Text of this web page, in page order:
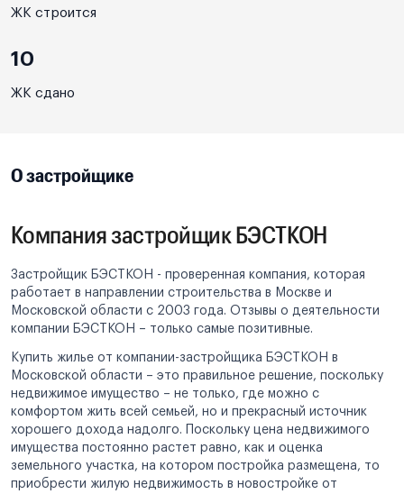
ЖК строится
10
ЖК сдано
О застройщике
Компания застройщик БЭСТКОН
Застройщик БЭСТКОН - проверенная компания, которая
работает в направлении строительства в Москве и
Московской области с 2003 года. Отзывы о деятельности
компании БЭСТКОН – только самые позитивные.
Купить жилье от компании-застройщика БЭСТКОН в
Московской области – это правильное решение, поскольку
недвижимое имущество – не только, где можно с
комфортом жить всей семьей, но и прекрасный источник
хорошего дохода надолго. Поскольку цена недвижимого
имущества постоянно растет равно, как и оценка
земельного участка, на котором постройка размещена, то
приобрести жилую недвижимость в новостройке от